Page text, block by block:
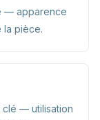
— apparence
la pièce.
clé — utilisation